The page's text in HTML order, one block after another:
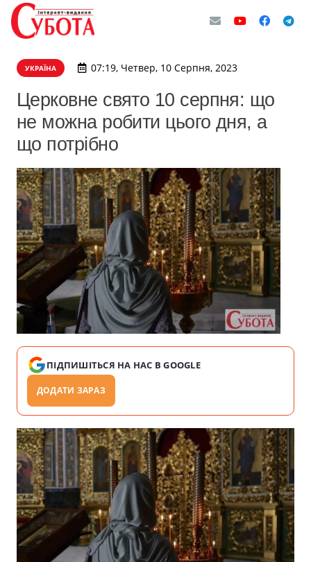
УКРАЇНА 07:19, Четвер, 10 Серпня, 2023
Церковне свято 10 серпня: що
не можна робити цього дня, а
що потрібно
ПІДПИШІТЬСЯ НА НАС В GOOGLE
ДОДАТИ ЗАРАЗ